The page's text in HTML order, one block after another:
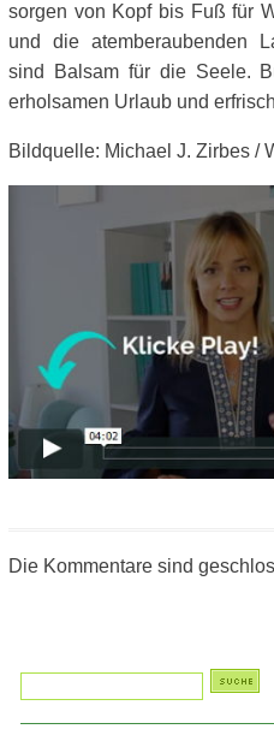
sorgen von Kopf bis Fuß für
und die atemberaubenden
sind Balsam für die Seele.
erholsamen Urlaub und
Bildquelle: Michael J. Zirbes /
Die Kommentare sind